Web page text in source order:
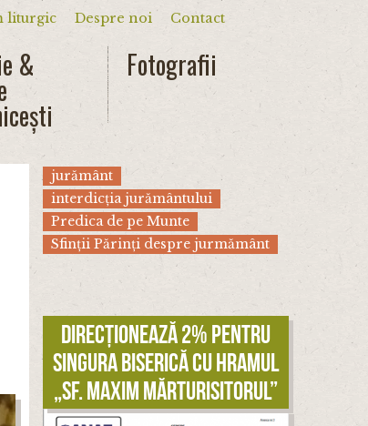
liturgic Despre noi Contact
& Fotografii
jurământ
interdicția jurământului
Predica de pe Munte
Sfinții Părinți despre jurmământ
Direcționează 2% pentru
singura biserică cu hramul
„Sf. Maxim Mărturisitorul”